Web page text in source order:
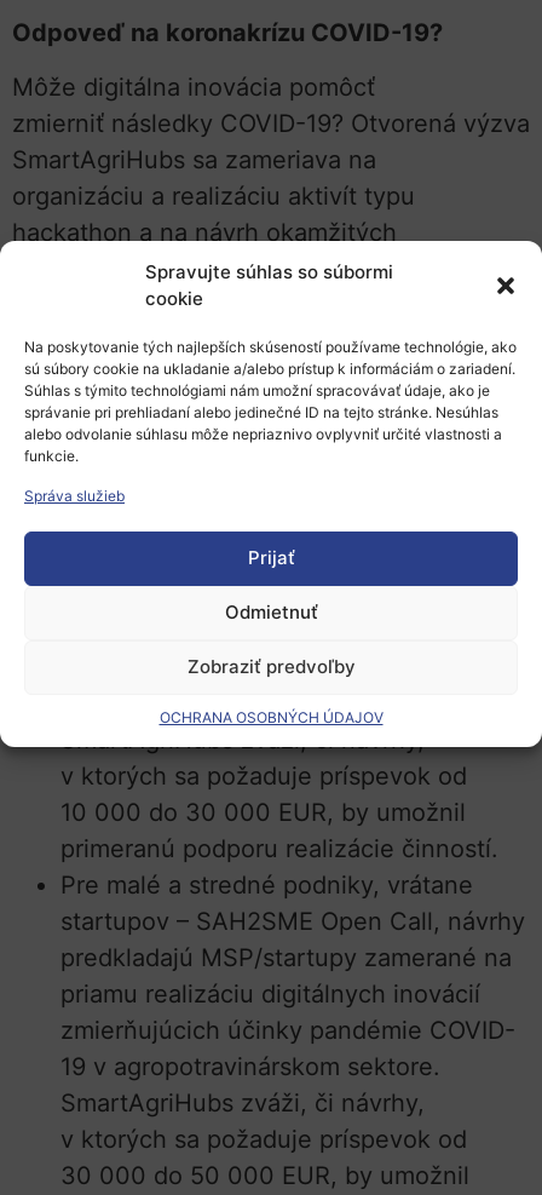
Spravujte súhlas so súbormi
cookie
Na poskytovanie tých najlepších skúseností používame technológie, ako
sú súbory cookie na ukladanie a/alebo prístup k informáciám o zariadení.
Súhlas s týmito technológiami nám umožní spracovávať údaje, ako je
správanie pri prehliadaní alebo jedinečné ID na tejto stránke. Nesúhlas
alebo odvolanie súhlasu môže nepriaznivo ovplyvniť určité vlastnosti a
funkcie.
Správa služieb
Prijať
Odmietnuť
Zobraziť predvoľby
OCHRANA OSOBNÝCH ÚDAJOV
Odpoveď na koronakrízu COVID-19?
Môže digitálna inovácia pomôcť
zmierniť následky COVID-19? Otvorená výzva
SmartAgriHubs sa zameriava na
organizáciu a realizáciu aktivít typu
hackathon a na návrh okamžitých
technologických riešení, ktoré reagujú na
následky krízy COVID-19 a využívajú
potenciálne príležitosti na
boj proti pandémii.
Výzva je otvorená od 12. mája do 3. júna
2020.
výzvy existujú dve možnosti, buď pre DIH
alebo pre malé a stredné podniky:
Pre digitálne inovačné centrá – návrh na
obsahovať aspoň jeden DIH, ktorý
realizuje aktivity typu hackathon.
v ktorých sa požaduje príspevok od
10 000 do 30 000 EUR, by umožnil
primeranú podporu realizácie činností.
Pre malé a stredné podniky, vrátane
startupov – SAH2SME Open Call, návrhy
predkladajú MSP/startupy zamerané na
priamu realizáciu digitálnych inovácií
zmierňujúcich účinky pandémie COVID-
19 v agropotravinárskom sektore.
SmartAgriHubs zváži, či návrhy,
v ktorých sa požaduje príspevok od
30 000 do 50 000 EUR, by umožnil